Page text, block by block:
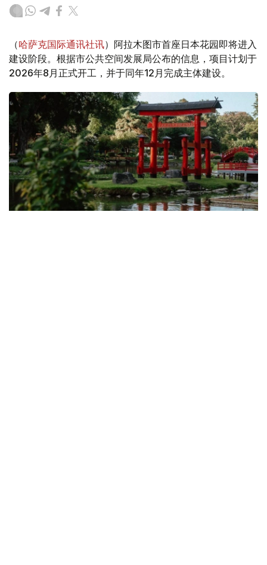
（哈萨克国际通讯社讯）阿拉木图市首座日本花园即将进入
建设阶段。根据市公共空间发展局公布的信息，项目计划于
2026年8月正式开工，并于同年12月完成主体建设。